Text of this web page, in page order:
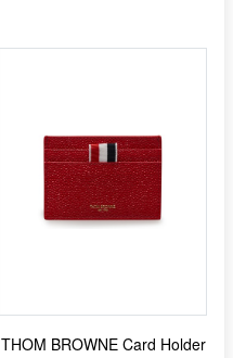
THOM BROWNE Card Holder